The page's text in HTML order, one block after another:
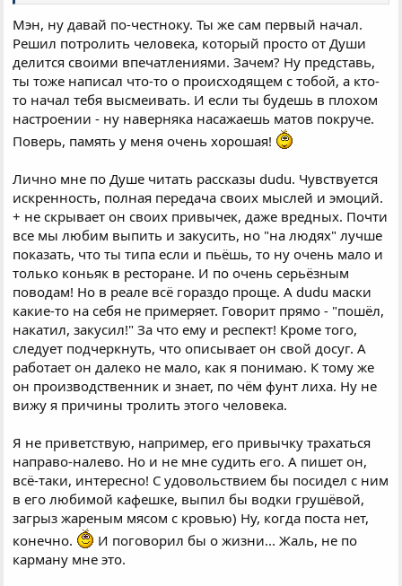
Мэн, ну давай по-честноку. Ты же сам первый начал.
Решил потролить человека, который просто от Души
делится своими впечатлениями. Зачем? Ну представь,
ты тоже написал что-то о происходящем с тобой, а кто-
то начал тебя высмеивать. И если ты будешь в плохом
настроении - ну наверняка насажаешь матов покруче.
Поверь, память у меня очень хорошая!
Лично мне по Душе читать рассказы dudu. Чувствуется
искренность, полная передача своих мыслей и эмоций.
+ не скрывает он своих привычек, даже вредных. Почти
все мы любим выпить и закусить, но "на людях" лучше
показать, что ты типа если и пьёшь, то ну очень мало и
только коньяк в ресторане. И по очень серьёзным
поводам! Но в реале всё гораздо проще. А dudu маски
какие-то на себя не примеряет. Говорит прямо - "пошёл,
накатил, закусил!" За что ему и респект! Кроме того,
следует подчеркнуть, что описывает он свой досуг. А
работает он далеко не мало, как я понимаю. К тому же
он производственник и знает, по чём фунт лиха. Ну не
вижу я причины тролить этого человека.
Я не приветствую, например, его привычку трахаться
направо-налево. Но и не мне судить его. А пишет он,
всё-таки, интересно! С удовольствием бы посидел с ним
в его любимой кафешке, выпил бы водки грушёвой,
загрыз жареным мясом с кровью) Ну, когда поста нет,
конечно.
И поговорил бы о жизни... Жаль, не по
карману мне это.